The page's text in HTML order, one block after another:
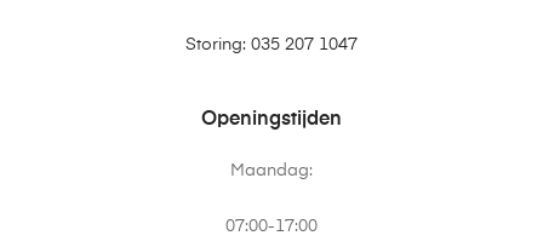
Storing: 035 207 1047
Openingstijden
Maandag:
07:00-17:00